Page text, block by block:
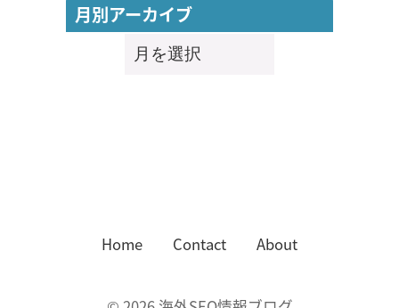
月別アーカイブ
月
別
Home Contact About